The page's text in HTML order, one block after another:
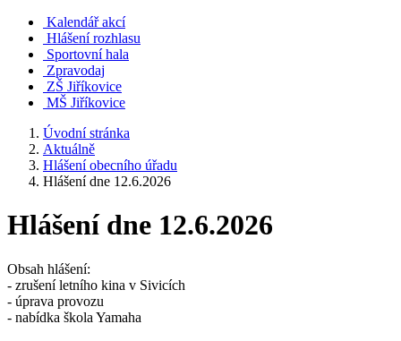
Kalendář akcí
Hlášení rozhlasu
Sportovní hala
Zpravodaj
ZŠ Jiříkovice
MŠ Jiříkovice
Úvodní stránka
Aktuálně
Hlášení obecního úřadu
Hlášení dne 12.6.2026
Hlášení dne 12.6.2026
Obsah hlášení:
- zrušení letního kina v Sivicích
- úprava provozu
- nabídka škola Yamaha